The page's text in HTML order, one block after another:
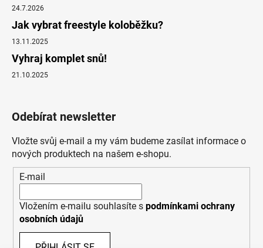
24.7.2026
Jak vybrat freestyle koloběžku?
13.11.2025
Vyhraj komplet snů!
21.10.2025
Odebírat newsletter
Vložte svůj e-mail a my vám budeme zasílat informace o
nových produktech na našem e-shopu.
E-mail
Vložením e-mailu souhlasíte s podmínkami ochrany
osobních údajů